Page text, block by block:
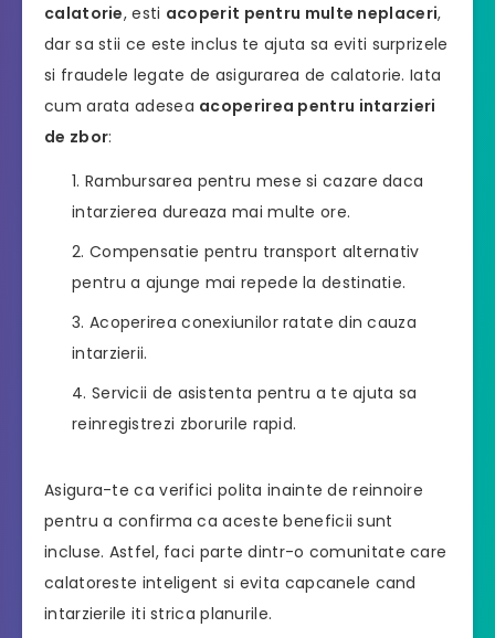
calatorie, esti acoperit pentru multe neplaceri,
dar sa stii ce este inclus te ajuta sa eviti surprizele
si fraudele legate de asigurarea de calatorie. Iata
cum arata adesea acoperirea pentru intarzieri
de zbor:
Rambursarea pentru mese si cazare daca
intarzierea dureaza mai multe ore.
Compensatie pentru transport alternativ
pentru a ajunge mai repede la destinatie.
Acoperirea conexiunilor ratate din cauza
intarzierii.
Servicii de asistenta pentru a te ajuta sa
reinregistrezi zborurile rapid.
Asigura-te ca verifici polita inainte de reinnoire
pentru a confirma ca aceste beneficii sunt
incluse. Astfel, faci parte dintr-o comunitate care
calatoreste inteligent si evita capcanele cand
intarzierile iti strica planurile.